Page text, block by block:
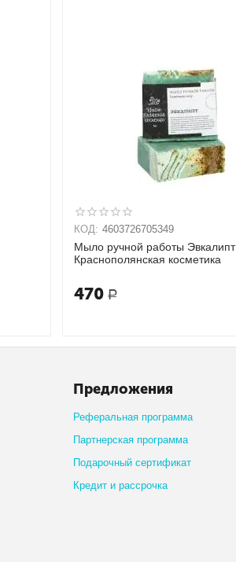
КОД: 4603726705349
Мыло ручной работы Эвкалипт
Краснополянская косметика
470 Р
Предложения
Реферальная программа
Партнерская программа
Подарочный сертификат
Кредит и рассрочка